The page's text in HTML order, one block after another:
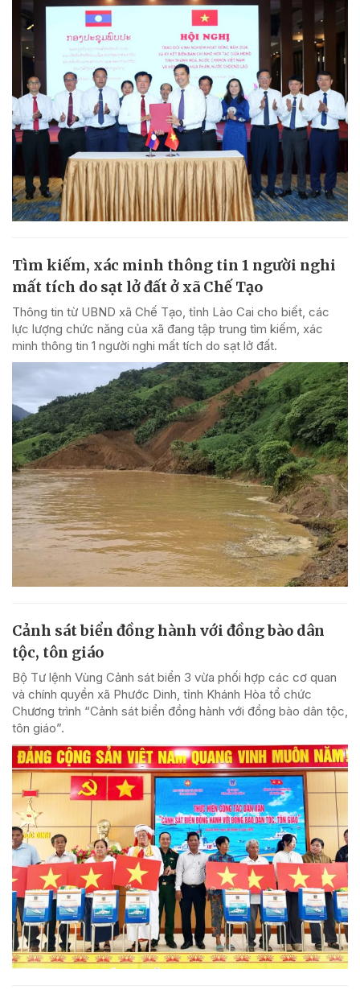
Tìm kiếm, xác minh thông tin 1 người nghi
mất tích do sạt lở đất ở xã Chế Tạo
Thông tin từ UBND xã Chế Tạo, tỉnh Lào Cai cho biết, các
lực lượng chức năng của xã đang tập trung tìm kiếm, xác
minh thông tin 1 người nghi mất tích do sạt lở đất.
Cảnh sát biển đồng hành với đồng bào dân
tộc, tôn giáo
Bộ Tư lệnh Vùng Cảnh sát biển 3 vừa phối hợp các cơ quan
và chính quyền xã Phước Dinh, tỉnh Khánh Hòa tổ chức
Chương trình “Cảnh sát biển đồng hành với đồng bào dân tộc,
tôn giáo”.